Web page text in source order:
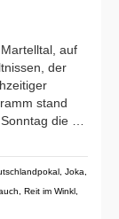
auf
der
stand
die …
Joka
Reit im Winkl